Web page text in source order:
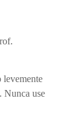
levemente
Nunca use